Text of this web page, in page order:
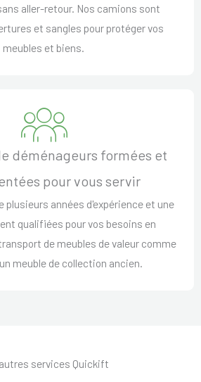
aller-retour. Nos camions sont
et sangles pour protéger vos
meubles et biens.
déménageurs formées et
pour vous servir
plusieurs années d'expérience et une
qualifiées pour vos besoins en
de meubles de valeur comme
meuble de collection ancien.
services Quickift